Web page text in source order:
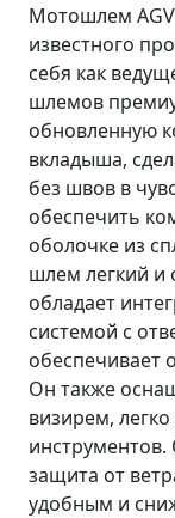
Мотошлем AGV
известного
себя как
шлемов
обновленную
вкладыша,
без швов в
обеспечить
оболочке из
шлем легкий и
обладает
системой с
обеспечивает
Он также
визирем,
защита от
удобным и